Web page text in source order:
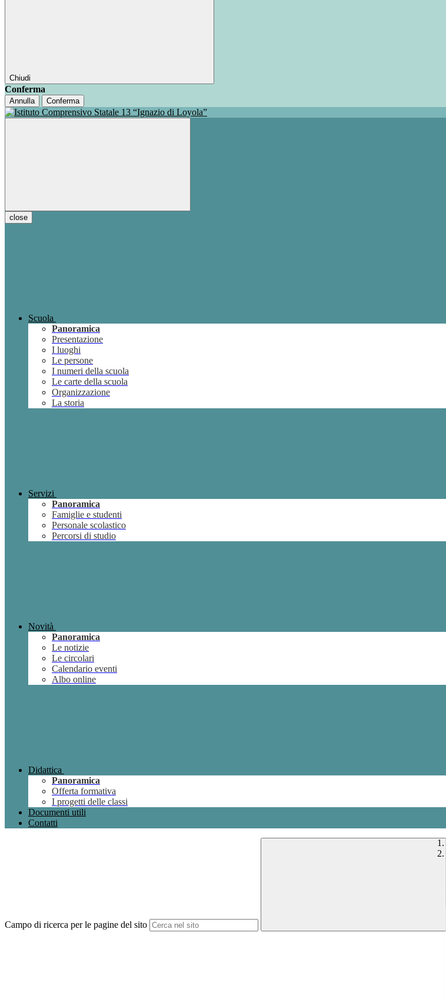
Chiudi
Conferma
Annulla Conferma
close
Scuola
Panoramica
Presentazione
I luoghi
Le persone
I numeri della scuola
Le carte della scuola
Organizzazione
La storia
Servizi
Panoramica
Famiglie e studenti
Personale scolastico
Percorsi di studio
Novità
Panoramica
Le notizie
Le circolari
Calendario eventi
Albo online
Didattica
Panoramica
Offerta formativa
I progetti delle classi
Documenti utili
Contatti
Campo di ricerca per le pagine del sito